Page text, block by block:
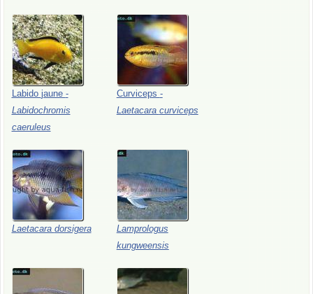
Labido jaune -
Labidochromis
caeruleus
Curviceps -
Laetacara curviceps
Laetacara dorsigera
Lamprologus
kungweensis